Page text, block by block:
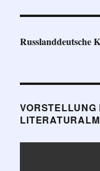
Russlanddeutsche
VORSTELLUNG